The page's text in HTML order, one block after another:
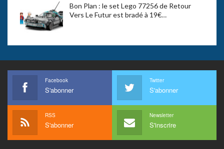
Bon Plan : le set Lego 77256 de Retour
Vers Le Futur est bradé à 19€…
Facebook
S'abonner
Twitter
S'abonner
RSS
S'abonner
Newsletter
S'inscrire